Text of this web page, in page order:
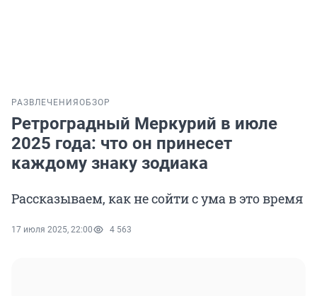
РАЗВЛЕЧЕНИЯ ОБЗОР
Ретроградный Меркурий в июле
2025 года: что он принесет
каждому знаку зодиака
Рассказываем, как не сойти с ума в это время
17 июля 2025, 22:00 4 563